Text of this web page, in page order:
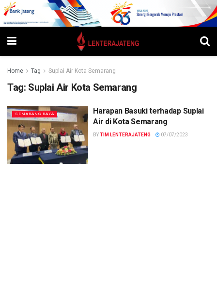
Home Tag Suplai Air Kota Semarang
Tag: Suplai Air Kota Semarang
SEMARANG RAYA
Harapan Basuki terhadap Suplai
Air di Kota Semarang
BYTIM LENTERAJATENG 07/07/2023